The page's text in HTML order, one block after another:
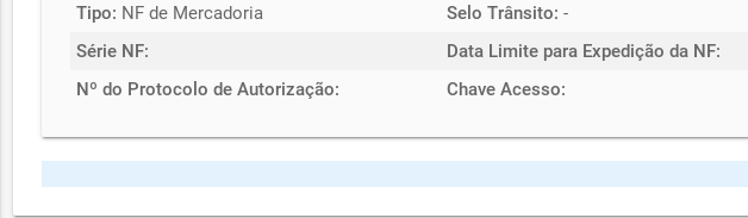
Tipo: NF de Mercadoria Selo Trânsito: -
Série NF:
Data Limite para Expedição da NF:
Nº do Protocolo de Autorização:
Chave Acesso: